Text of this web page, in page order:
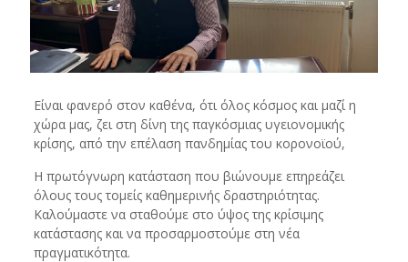
Είναι φανερό στον καθένα, ότι όλος κόσμος και μαζί η
χώρα μας, ζει στη δίνη της παγκόσμιας υγειονομικής
κρίσης, από την επέλαση πανδημίας του κορονοϊού,
Η πρωτόγνωρη κατάσταση που βιώνουμε επηρεάζει
όλους τους τομείς καθημερινής δραστηριότητας.
Καλούμαστε να σταθούμε στο ύψος της κρίσιμης
κατάστασης και να προσαρμοστούμε στη νέα
πραγματικότητα.